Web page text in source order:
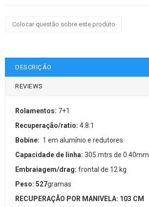
Colocar questão sobre este produto
DESCRIÇÃO
REVIEWS
Rolamentos: 7+1
Recuperação/ratio: 4.8:1
Bobine: 1 em alumínio e redutores
Capacidade de linha: 305 mtrs de 0.40mm
Embraiagem/drag: frontal de 12 kg
Peso: 527gramas
RECUPERAÇÃO POR MANIVELA: 103 CM